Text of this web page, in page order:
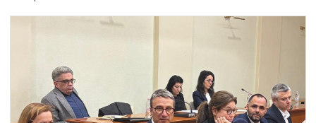
ЗА ОБЩЕСТВЕНО ОБСЪЖДАНЕ
ОБСЪЖДАНЕ
ФОТОГАЛЕРИЯ
ВИДЕОГАЛЕРИЯ